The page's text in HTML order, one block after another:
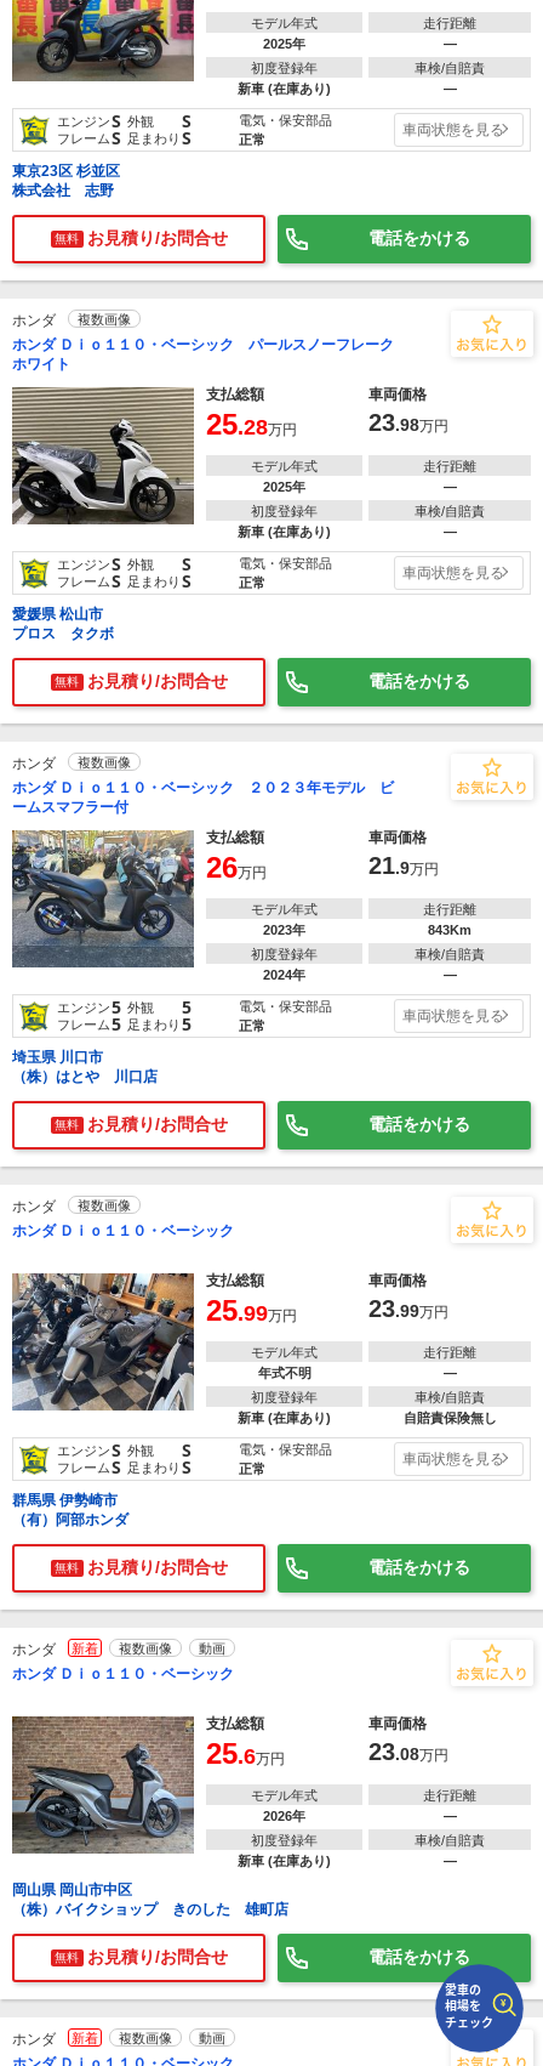
モデル年式
2025年
走行距離
―
初度登録年
新車 (在庫あり)
車検/自賠責
―
エンジンS 外観 S
フレームS 足まわり S
電気・保安部品
正常
車両状態を見る
東京23区 杉並区
株式会社 志野
無料 お見積り/お問合せ 電話をかける
ホンダ 複数画像
ホンダ Ｄｉｏ１１０・ベーシック パールスノーフレーク
ホワイト
支払総額
車両価格
25.28万円 23.98万円
モデル年式
2025年
走行距離
―
初度登録年
新車 (在庫あり)
車検/自賠責
―
エンジンS 外観 S
フレームS 足まわり S
電気・保安部品
正常
車両状態を見る
愛媛県 松山市
プロス タクボ
無料 お見積り/お問合せ 電話をかける
ホンダ 複数画像
ホンダ Ｄｉｏ１１０・ベーシック ２０２３年モデル ビ
ームスマフラー付
支払総額
車両価格
26万円 21.9万円
モデル年式
2023年
走行距離
843Km
初度登録年
2024年
車検/自賠責
―
エンジン5 外観 5
フレーム5 足まわり 5
電気・保安部品
正常
車両状態を見る
埼玉県 川口市
（株）はとや 川口店
無料 お見積り/お問合せ 電話をかける
ホンダ 複数画像
ホンダ Ｄｉｏ１１０・ベーシック
支払総額 車両価格
25.99万円 23.99万円
モデル年式
年式不明
走行距離
―
初度登録年
新車 (在庫あり)
車検/自賠責
自賠責保険無し
エンジンS 外観 S
フレームS 足まわり S
電気・保安部品
正常
車両状態を見る
群馬県 伊勢崎市
（有）阿部ホンダ
無料 お見積り/お問合せ 電話をかける
ホンダ 新着 複数画像 動画
ホンダ Ｄｉｏ１１０・ベーシック
支払総額 車両価格
25.6万円 23.08万円
モデル年式
2026年
走行距離
―
初度登録年
新車 (在庫あり)
車検/自賠責
―
岡山県 岡山市中区
（株）バイクショップ きのした 雄町店
無料 お見積り/お問合せ 電話をかける
ホンダ 新着 複数画像 動画
相場をチェック！
車種選択するだけ、かんたん相場検索
まずはメーカーを選択する
車種
型式(任意)
走行距離(任意)